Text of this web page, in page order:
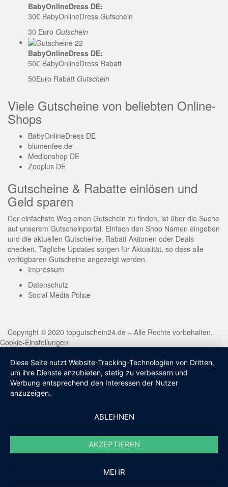
BabyOnlineDress DE:
30€ BabyOnlineDress Gutschein
30 Euro Gutschein
BabyOnlineDress DE:
50€ BabyOnlineDress Rabatt
50Euro Rabatt Gutschein
Viele Gutscheine von beliebten Online-
Shops
BabyOnlineDress DE
blumenfee.de
Medionshop DE
Zooplus DE
Gutscheine & Rabatte einlösen und
Geld sparen
Der einfachste Weg einen Gutschein zu finden, ist über die Suche
auf unserem Gutscheinportal. Einfach den Shop Namen eingeben
und die aktuellen Gutscheine, Rabatt Aktionen oder Deals
checken. Tägliche Updates sorgen für Aktualität, so dass alle
verfügbaren Gutscheine angezeigt werden.
Impressum
Datenschutz
Social Media Police
Copyright © 2020 topgutschein24.de – Alle Rechte vorbehalten.
Cookie-Einstellungen
Diese Seite nutzt Website-Tracking-Technologien von Dritten,
um ihre Dienste anzubieten, stetig zu verbessern und
Werbung entsprechend den Interessen der Nutzer
anzuzeigen.
ABLEHNEN
AKZEPTIEREN
MEHR